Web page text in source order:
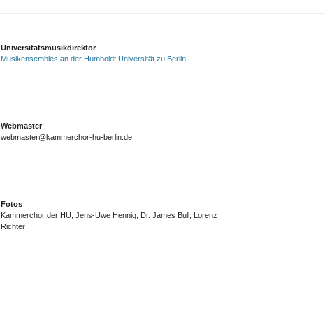
Universitätsmusikdirektor
Musikensembles an der Humboldt Universität zu Berlin
Webmaster
webmaster@kammerchor-hu-berlin.de
Fotos
Kammerchor der HU, Jens-Uwe Hennig, Dr. James Bull, Lorenz
Richter